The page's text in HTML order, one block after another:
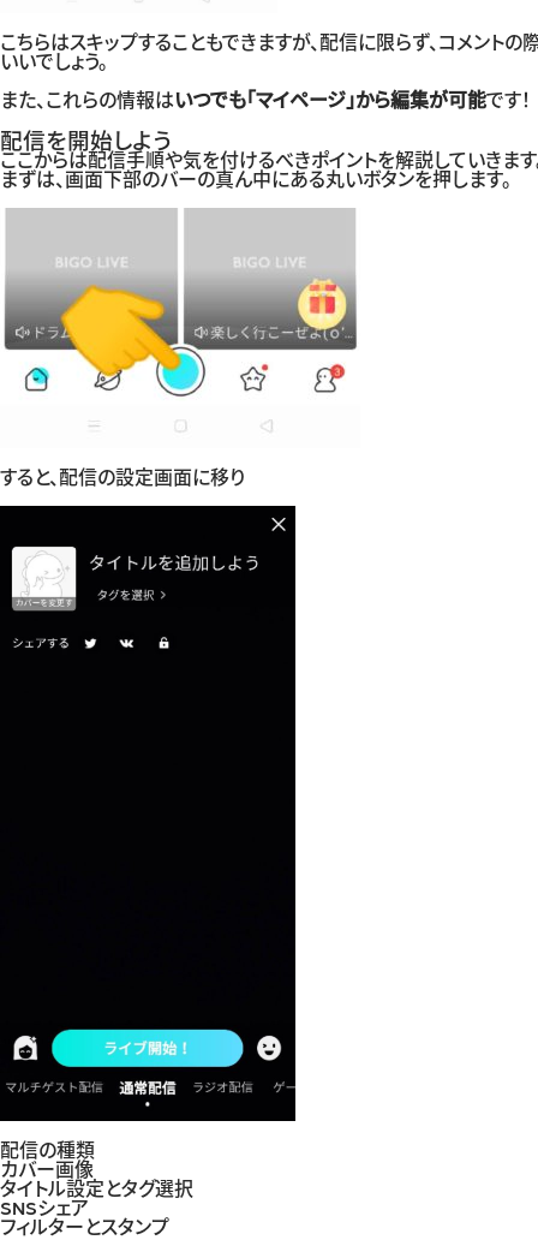
こちらはスキップすることもできますが、配信に限らず、コメン
いいでしょう。
また、これらの情報はいつでも「マイページ」から編集が可能です！
配信を開始しよう
ここからは配信手順や気を付けるべきポイントを解説していきます
まずは、画面下部のバーの真ん中にある丸いボタンを押します。
すると、配信の設定画面に移り
配信の種類
カバー画像
タイトル設定とタグ選択
SNSシェア
フィルターとスタンプ